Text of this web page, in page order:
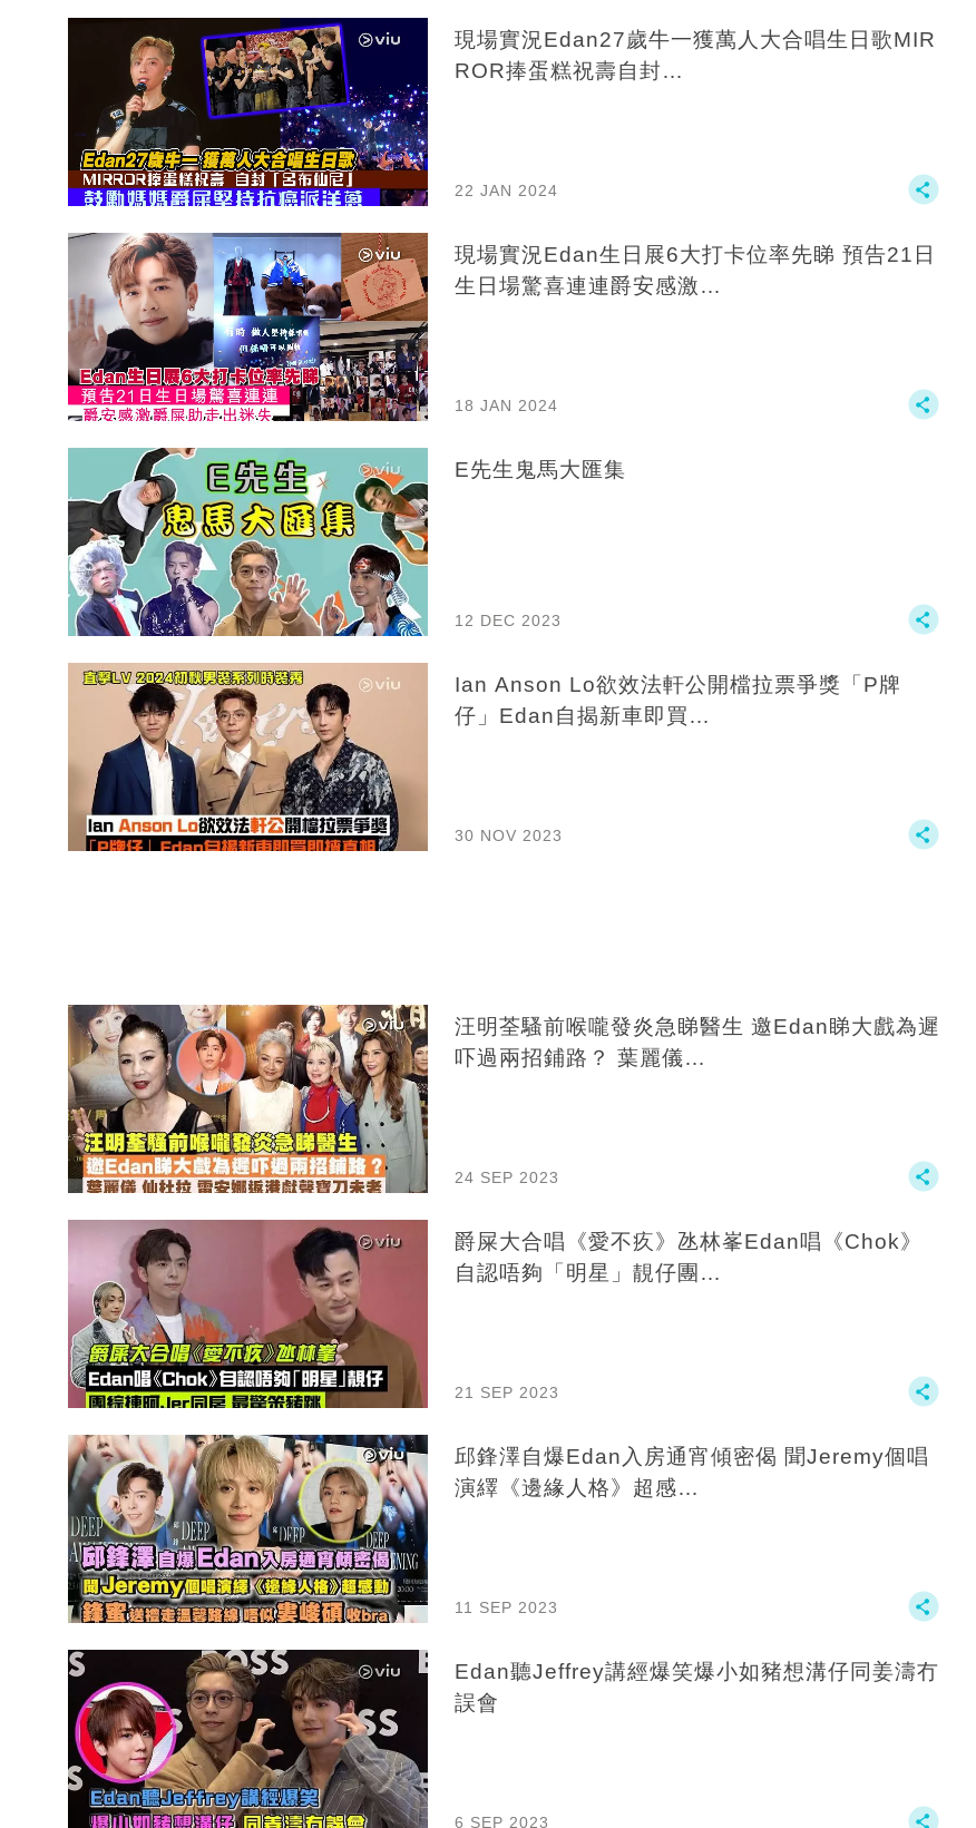
現場實況Edan27歲牛一獲萬人大合唱生日歌MIR
ROR捧蛋糕祝壽自封…
22 JAN 2024
現場實況Edan生日展6大打卡位率先睇 預告21日
生日場驚喜連連爵安感激…
18 JAN 2024
E先生鬼馬大匯集
12 DEC 2023
Ian Anson Lo欲效法軒公開檔拉票爭獎「P牌
仔」Edan自揭新車即買…
30 NOV 2023
汪明荃騷前喉嚨發炎急睇醫生 邀Edan睇大戲為遲
吓過兩招鋪路？ 葉麗儀…
24 SEP 2023
爵屎大合唱《愛不疚》氹林峯Edan唱《Chok》
自認唔夠「明星」靚仔團…
21 SEP 2023
邱鋒澤自爆Edan入房通宵傾密偈 聞Jeremy個唱
演繹《邊緣人格》超感…
11 SEP 2023
Edan聽Jeffrey講經爆笑爆小如豬想溝仔‍️‍‍同姜濤冇
誤會
6 SEP 2023